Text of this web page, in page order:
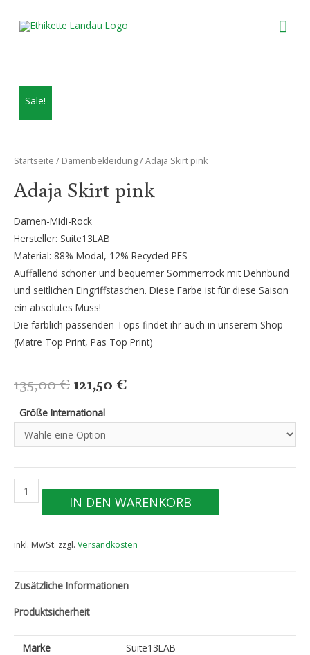
Sale!
Startseite / Damenbekleidung/ Adaja Skirt pink
Adaja Skirt pink
Damen-Midi-Rock
Hersteller: Suite13LAB
Material: 88% Modal, 12% Recycled PES
Auffallend schöner und bequemer Sommerrock mit Dehnbund
und seitlichen Eingriffstaschen. Diese Farbe ist für diese Saison
ein absolutes Muss!
Die farblich passenden Tops findet ihr auch in unserem Shop
(Matre Top Print, Pas Top Print)
135,00€ Ursprünglicher
Preis
war:
121,50 €
ist:
Größe International
Adaja
Skirt
Menge
IN DEN WARENKORB
inkl. MwSt. zzgl. Versandkosten
Zusätzliche Informationen
Produktsicherheit
Marke
Suite13LAB